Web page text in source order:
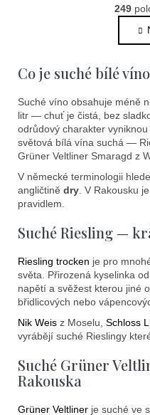
249
Co je suché bílé
Suché víno obsahuje méně
litr — chuť je čistá, bez
odrůdový charakter
světová bílá vína suchá —
Grüner Veltliner Smaragd z
V německé terminologii
angličtině dry. V Rakousku
pravidlem.
Suché Riesling —
Riesling trocken je pro
světa. Přirozená kyselinka
napětí a svěžest kterou jiné
břidlicových nebo
Nik Weis z Moselu, Schloss
vyrábějí suché Rieslingy
Suché Grüner
Rakouska
Grüner Veltliner je suché ve